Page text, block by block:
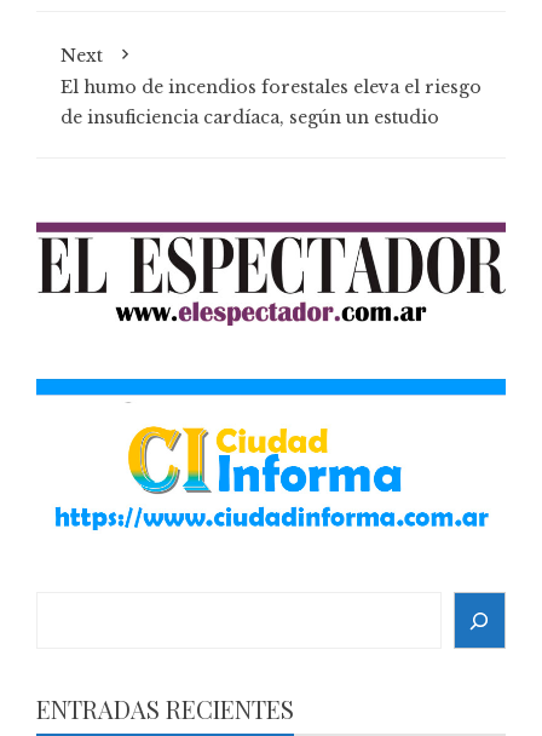
Next
El humo de incendios forestales eleva el riesgo
de insuficiencia cardíaca, según un estudio
ENTRADAS RECIENTES